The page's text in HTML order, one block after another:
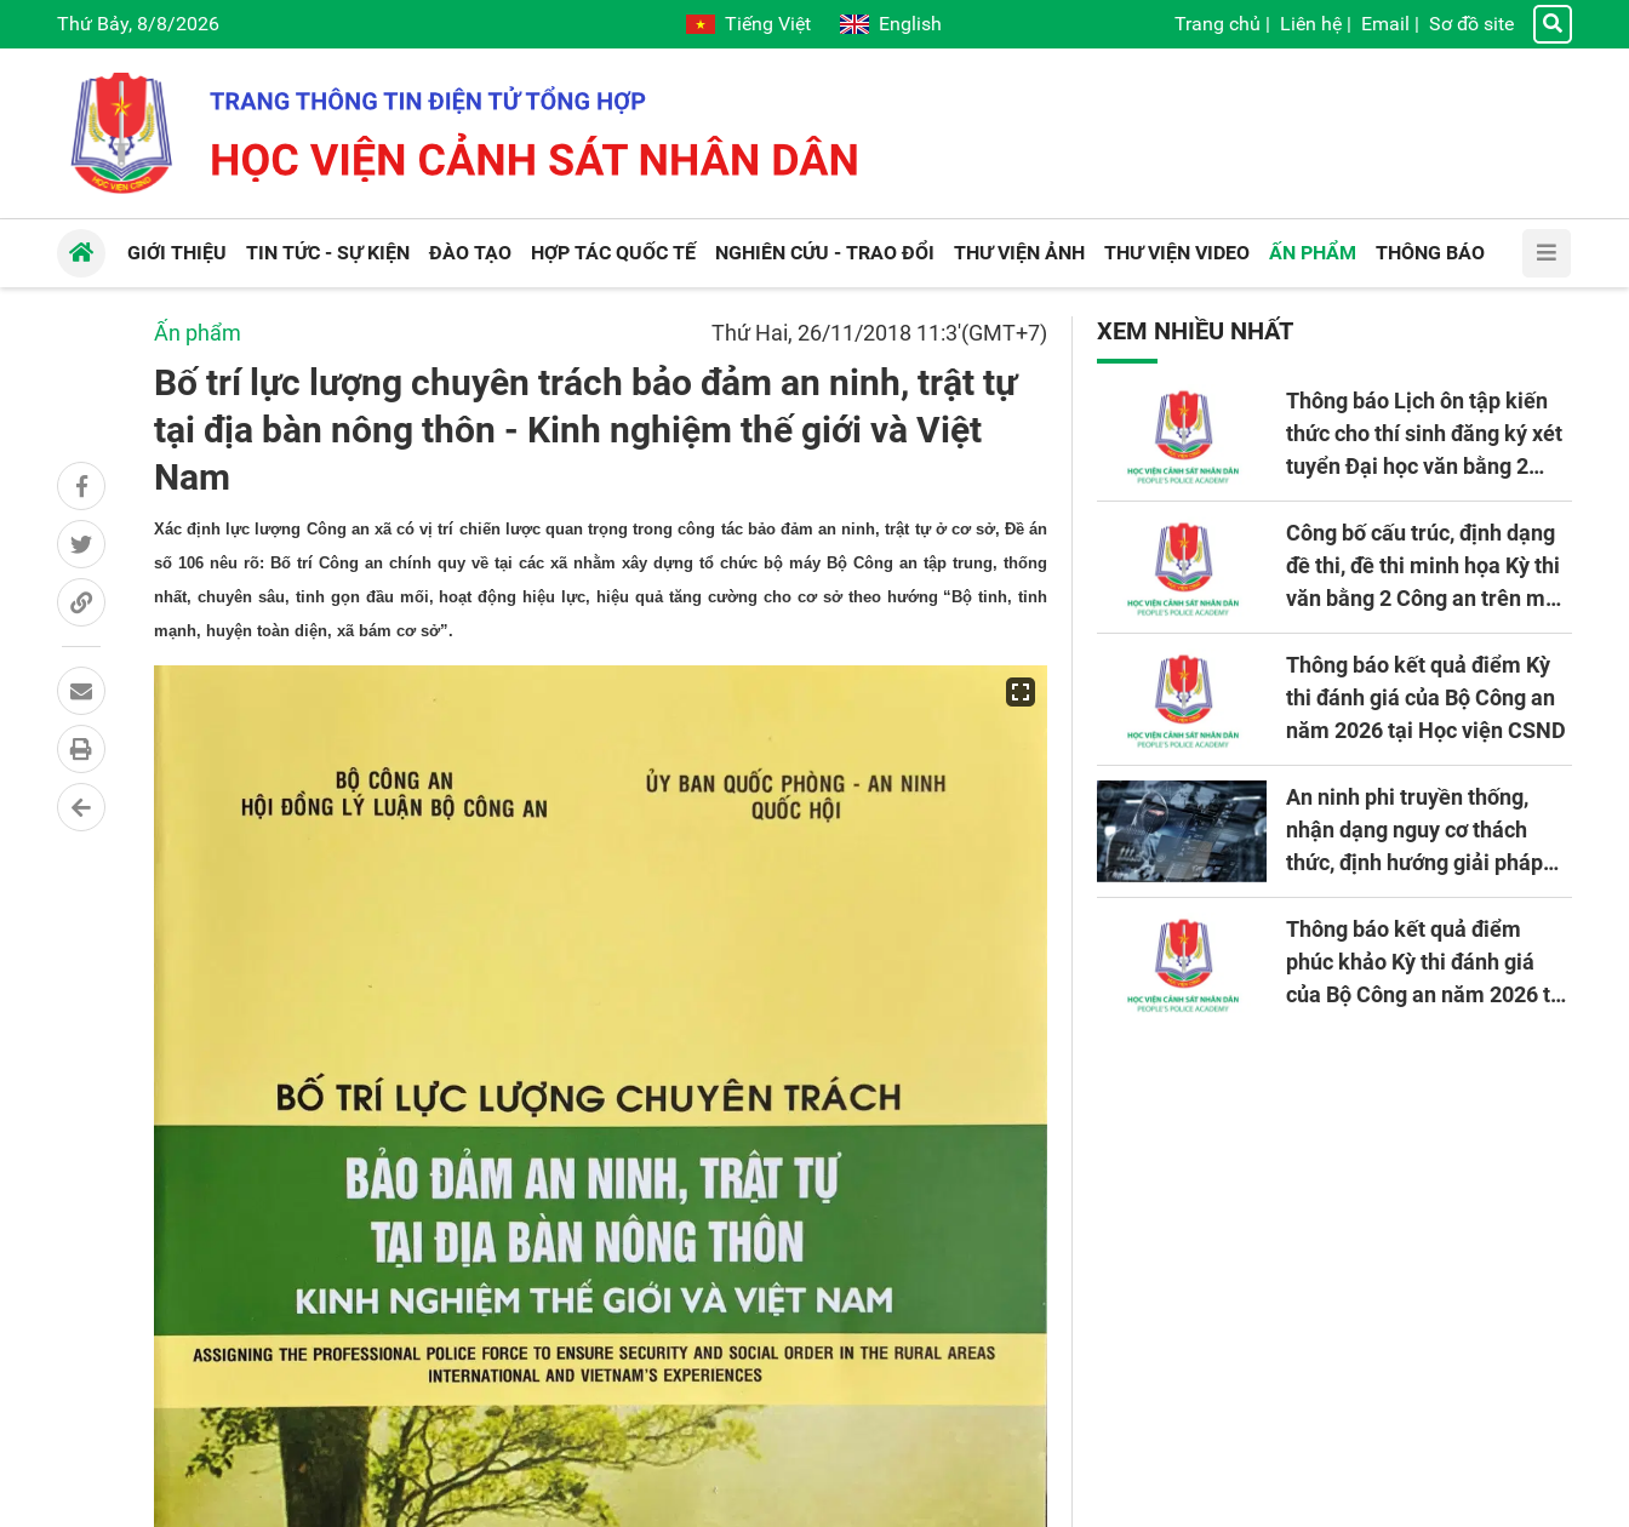
Thứ Bảy, 8/8/2026 Tiếng Việt English Trang chủ | Liên hệ | Email | Sơ đồ site
GIỚI THIỆU TIN TỨC - SỰ KIỆN ĐÀO TẠO HỢP TÁC QUỐC TẾ NGHIÊN CỨU - TRAO ĐỔI THƯ VIỆN ẢNH THƯ VIỆN VIDEO ẤN PHẨM THÔNG BÁO
Ấn phẩm Thứ Hai, 26/11/2018 11:3'(GMT+7)
Bố trí lực lượng chuyên trách bảo đảm an ninh, trật tự
tại địa bàn nông thôn - Kinh nghiệm thế giới và Việt
Nam
Xác định lực lượng Công an xã có vị trí chiến lược quan trọng trong công tác bảo đảm an ninh, trật tự ở cơ sở, Đề án
số 106 nêu rõ: Bố trí Công an chính quy về tại các xã nhằm xây dựng tổ chức bộ máy Bộ Công an tập trung, thống
nhất, chuyên sâu, tinh gọn đầu mối, hoạt động hiệu lực, hiệu quả tăng cường cho cơ sở theo hướng “Bộ tinh, tỉnh
mạnh, huyện toàn diện, xã bám cơ sở”.
XEM NHIỀU NHẤT
Thông báo Lịch ôn tập kiến
thức cho thí sinh đăng ký xét
tuyển Đại học văn bằng 2
tuyển mới, mở tại Học viện
CSND năm học 2026 - 2027
Công bố cấu trúc, định dạng
đề thi, đề thi minh họa Kỳ thi
văn bằng 2 Công an trên máy
tính
Thông báo kết quả điểm Kỳ
thi đánh giá của Bộ Công an
năm 2026 tại Học viện CSND
An ninh phi truyền thống,
nhận dạng nguy cơ thách
thức, định hướng giải pháp
đảm bảo an ninh quốc gia
trong tình hình hiện nay
Thông báo kết quả điểm
phúc khảo Kỳ thi đánh giá
của Bộ Công an năm 2026 tại